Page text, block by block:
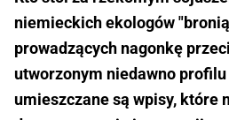
niemieckich ekologów
prowadzących nagonkę
utworzonym niedawno profilu
umieszczane są wpisy, które